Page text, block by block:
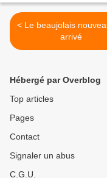
< Le beaujolais nouveau est
arrivé
Hébergé par Overblog
Top articles
Pages
Contact
Signaler un abus
C.G.U.